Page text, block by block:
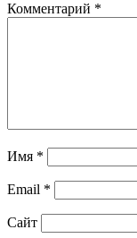
Комментарий *
Имя *
Email *
Сайт